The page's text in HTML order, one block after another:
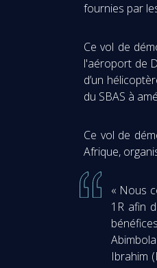
fournies par
Ce vol de
l'aéroport de
d’un
du SBAS à
Ce vol de
Afrique,
« Nous
1R afin
Ibrahim